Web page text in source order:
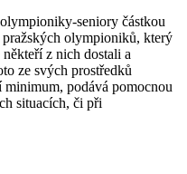
seniory částkou
olympioniků, který
z nich dostali a
ze svých prostředků
podává pomocnou
situacích, či při